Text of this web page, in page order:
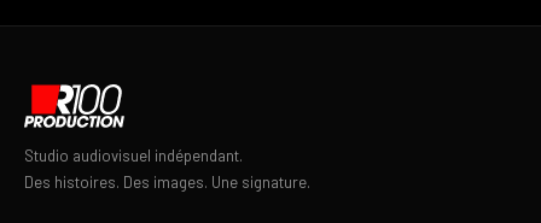
Studio audiovisuel indépendant.
Des histoires. Des images. Une signature.